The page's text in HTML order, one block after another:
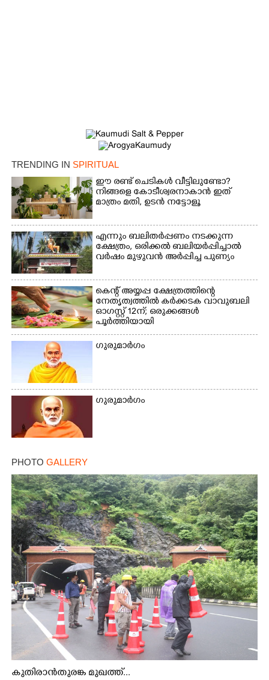
TRENDING IN SPIRITUAL
ഈ രണ്ട് ചെടികൾ വീട്ടിലുണ്ടോ?​
നിങ്ങളെ കോടീശ്വരനാകാൻ ഇത്
മാത്രം മതി,​ ഉടൻ നട്ടോളൂ
എന്നും ബലിതർപ്പണം നടക്കുന്ന
ക്ഷേത്രം,​ ഒരിക്കൽ ബലിയർപ്പിച്ചാൽ
വർഷം മുഴുവൻ അർപ്പിച്ച പുണ്യം
കെന്റ് അയ്യപ്പ ക്ഷേത്രത്തിന്റെ
നേതൃത്വത്തിൽ കർക്കടക വാവുബലി
ഓഗസ്റ്റ് 12ന്; ഒരുക്കങ്ങൾ
പൂർത്തിയായി
ഗുരുമാർഗം
ഗുരുമാർഗം
PHOTO GALLERY
കുതിരാൻതുരങ്ക മുഖത്ത്...
Share this link
Copy Link